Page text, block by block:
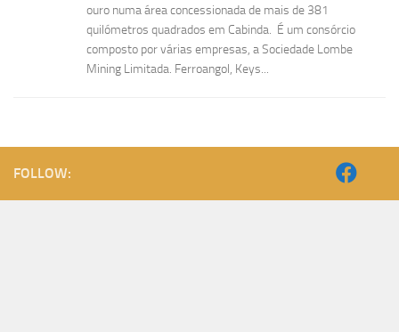
ouro numa área concessionada de mais de 381
quilómetros quadrados em Cabinda. É um consórcio
composto por várias empresas, a Sociedade Lombe
Mining Limitada. Ferroangol, Keys...
FOLLOW: